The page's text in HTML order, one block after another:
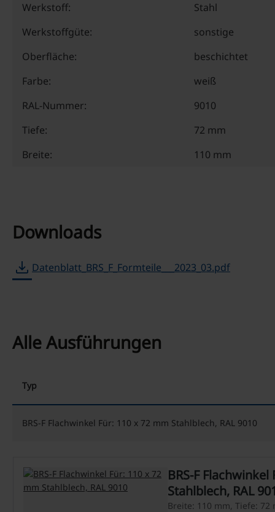
Werkstoff:
Stahl
Werkstoffgüte:
sonstige
Oberfläche:
beschichtet
Farbe:
weiß
RAL-Nummer:
9010
Tiefe:
72 mm
Breite:
110 mm
Downloads
download Datenblatt_BRS_F_Formteile___2023_03.pdf
Alle Ausführungen
Typ
BRS-F Flachwinkel Für: 110 x 72 mm Stahlblech, RAL 9010
BRS-F
Stahlblech, RAL
Breite: 110 mm, Tiefe: 72